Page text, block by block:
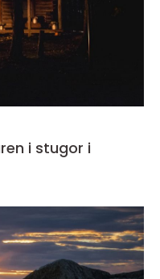
i stugor i